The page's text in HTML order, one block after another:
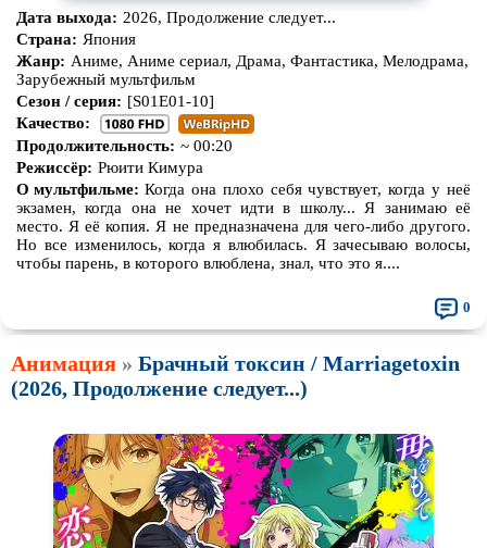
Дата выхода: 2026, Продолжение следует...
Страна: Япония
Жанр: Аниме, Аниме сериал, Драма, Фантастика, Мелодрама,
Зарубежный мультфильм
Сезон / серия: [S01E01-10]
Качество:
Продолжительность: ~ 00:20
Режиссёр: Рюити Кимура
О мультфильме: Когда она плохо себя чувствует, когда у неё
экзамен, когда она не хочет идти в школу... Я занимаю её
место. Я её копия. Я не предназначена для чего-либо другого.
Но все изменилось, когда я влюбилась. Я зачесываю волосы,
чтобы парень, в которого влюблена, знал, что это я....
0
Анимация » Брачный токсин / Marriagetoxin
(2026, Продолжение следует...)